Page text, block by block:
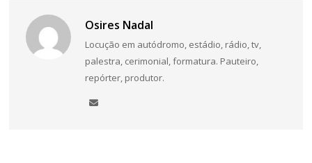
Osires Nadal
Locução em autódromo, estádio, rádio, tv,
palestra, cerimonial, formatura. Pauteiro,
repórter, produtor.